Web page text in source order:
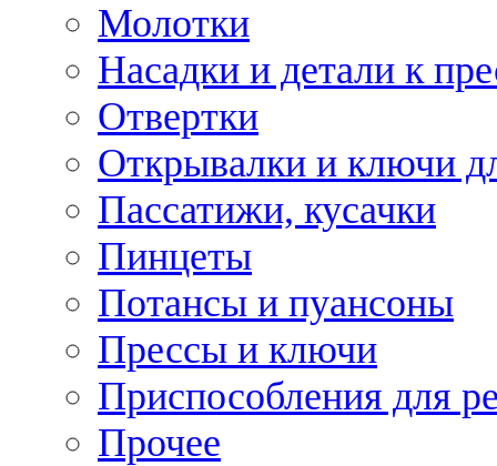
Молотки
Насадки и детали к
Отвертки
Открывалки и ключи
Пассатижи, кусачки
Пинцеты
Потансы и пуансоны
Прессы и ключи
Приспособления для
Прочее